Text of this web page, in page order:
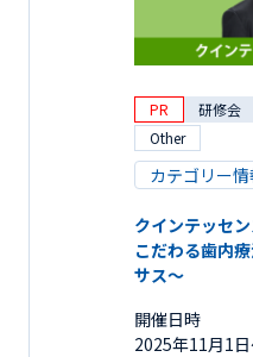
PR 研修会
Other
カテゴリー情
クインテッセ
こだわる歯内
サス～
開催日時
2025年11月1